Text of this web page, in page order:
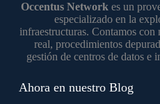
Occentus Network es un
especializado en la
infraestructuras. Contamos con
real, procedimientos
gestión de centros de datos e
Ahora en nuestro Blog